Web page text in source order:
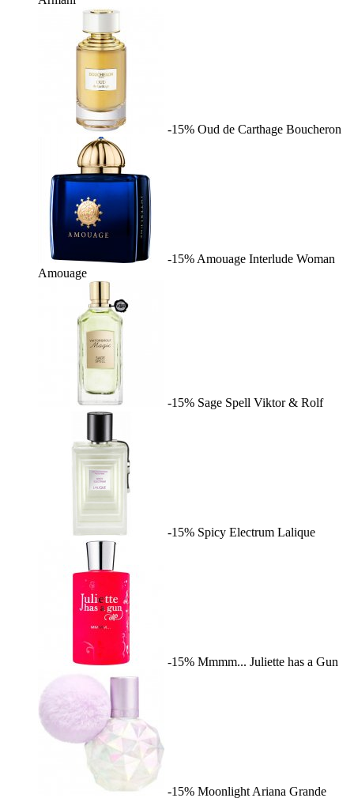
-15% Oud de Carthage Boucheron
-15% Amouage Interlude Woman
Amouage
-15% Sage Spell Viktor & Rolf
-15% Spicy Electrum Lalique
-15% Mmmm... Juliette has a Gun
-15% Moonlight Ariana Grande